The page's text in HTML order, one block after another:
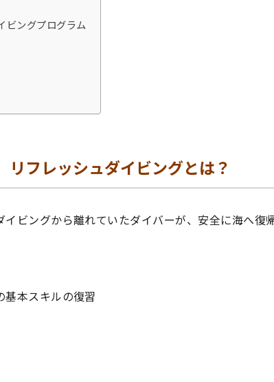
ビングプログラム
リフレッシュダイビングとは？
ビングから離れていたダイバーが、安全に海へ復
本スキルの復習